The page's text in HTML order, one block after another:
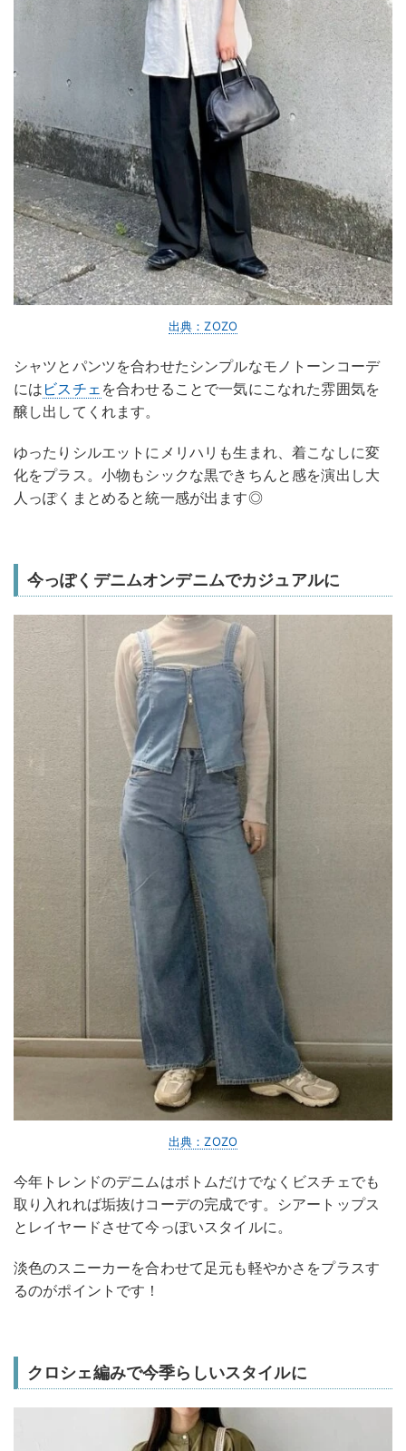
出典：ZOZO
シャツとパンツを合わせたシンプルなモノトーンコーデ
には ビスチェ を合わせることで一気にこなれた雰囲気を
醸し出してくれます。
ゆったりシルエットにメリハリも生まれ、着こなしに変
化をプラス。小物もシックな黒できちんと感を演出し大
人っぽくまとめると統一感が出ます◎
今っぽくデニムオンデニムでカジュアルに
出典：ZOZO
今年トレンドのデニムはボトムだけでなくビスチェでも
取り入れれば垢抜けコーデの完成です。シアートップス
とレイヤードさせて今っぽいスタイルに。
淡色のスニーカーを合わせて足元も軽やかさをプラスす
るのがポイントです！
クロシェ編みで今季らしいスタイルに